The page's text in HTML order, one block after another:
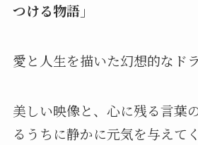
つける物語」
愛と人生を描いた幻想的なドラ
美しい映像と、心に残る言葉
るうちに静かに元気を与えてく